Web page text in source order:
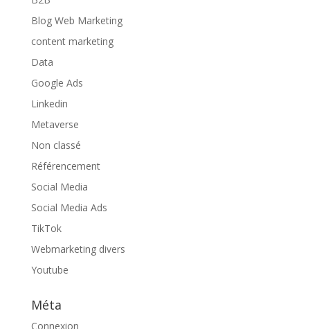
Blog Web Marketing
content marketing
Data
Google Ads
Linkedin
Metaverse
Non classé
Référencement
Social Media
Social Media Ads
TikTok
Webmarketing divers
Youtube
Méta
Connexion